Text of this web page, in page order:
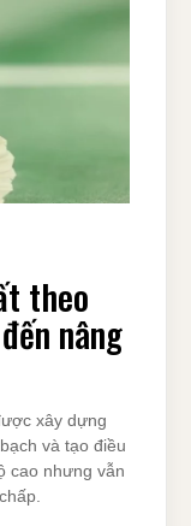
theo
nâng
xây dựng
và tạo điều
cao nhưng vẫn